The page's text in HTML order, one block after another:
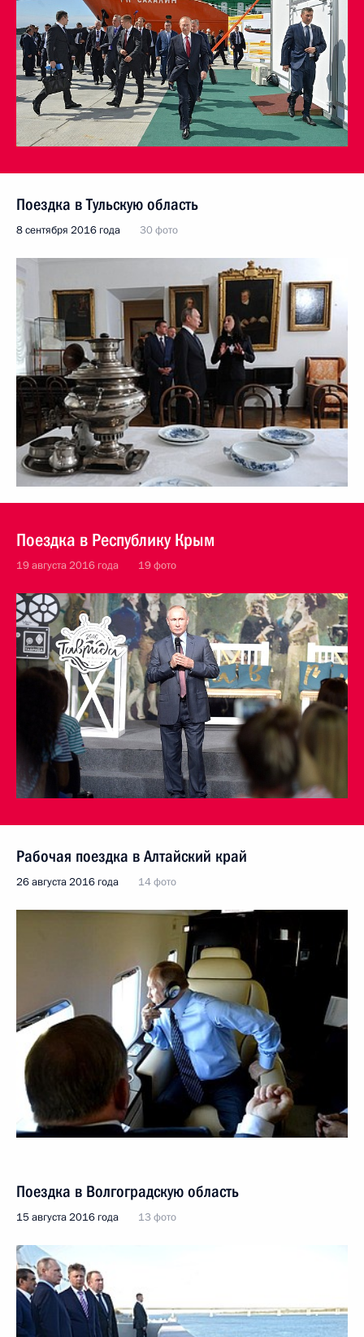
Поездка в Тульскую область
8 сентября 2016 года 30 фото
Поездка в Республику Крым
19 августа 2016 года 19 фото
Рабочая поездка в Алтайский край
26 августа 2016 года 14 фото
Поездка в Волгоградскую область
15 августа 2016 года 13 фото